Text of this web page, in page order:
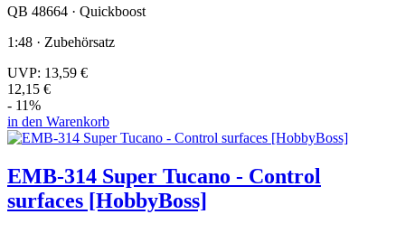
QB 48664 · Quickboost
1:48 · Zubehörsatz
UVP: 13,59 €
12,15 €
- 11%
in den Warenkorb
EMB-314 Super Tucano - Control
surfaces [HobbyBoss]